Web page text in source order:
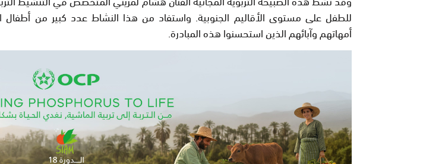
للطفل على مستوى الأقاليم الجنوبية. واستفاد من هذا النشاط عدد كبير من أطفال
أمهاتهم وآبائهم الذين استحسنوا هذه المبادرة.